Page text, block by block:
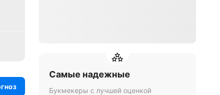
Самые надежные
Букмекеры с лучшей оценкой